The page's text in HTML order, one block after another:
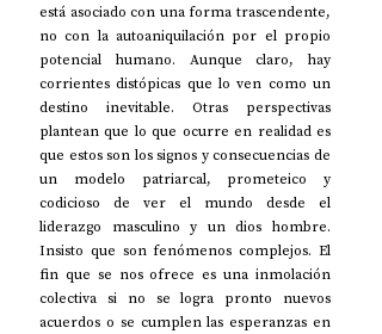
está asociado con una forma trascendente,
no con la autoaniquilación por el propio
potencial humano. Aunque claro, hay
corrientes distópicas que lo ven como un
destino inevitable. Otras perspectivas
plantean que lo que ocurre en realidad es
que estos son los signos y consecuencias de
un modelo patriarcal, prometeico y
codicioso de ver el mundo desde el
liderazgo masculino y un dios hombre.
Insisto que son fenómenos complejos. El
fin que se nos ofrece es una inmolación
colectiva si no se logra pronto nuevos
acuerdos o se cumplen las esperanzas en